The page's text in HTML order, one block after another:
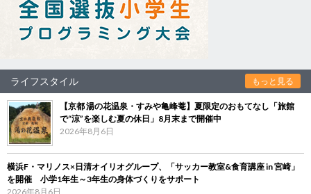
ライフスタイル もっと見る
【京都 湯の花温泉・すみや亀峰菴】夏限定のおもてなし「旅館
で“涼”を楽しむ夏の休日」8月末まで開催中
2026年8月6日
横浜F・マリノス×日清オイリオグループ、「サッカー教室&食育講座 in 宮崎」
を開催 小学1年生～3年生の身体づくりをサポート
2026年8月6日